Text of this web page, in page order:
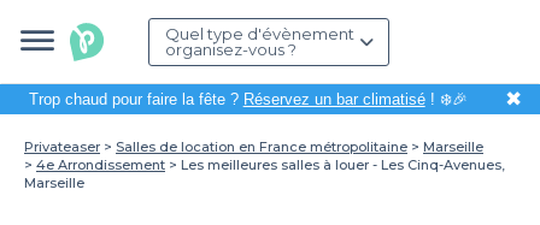
Quel type d'évènement
organisez-vous ?
Trop chaud pour faire la fête ? Réservez un bar climatisé! ❄️🎉 ✖
Privateaser Salles de location en France métropolitaine
Marseille
4e Arrondissement
Les meilleures salles à louer - Les Cinq-Avenues,
Marseille